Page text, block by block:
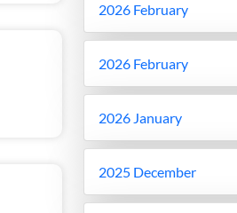
2026 February
2026 February
2026 January
2025 December